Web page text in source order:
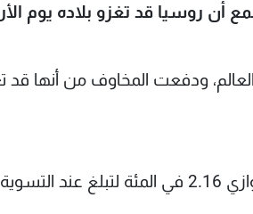
أن روسيا قد تغزو بلاده يوم
ودفعت المخاوف من أنها قد